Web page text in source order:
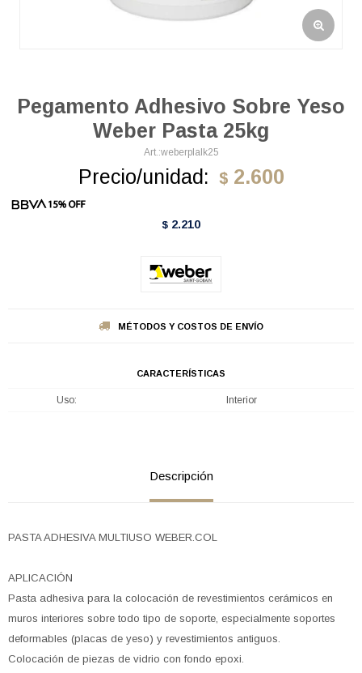
Pegamento Adhesivo Sobre Yeso
Weber Pasta 25kg
weberplalk25
Precio/unidad: $ 2.600
$ 2.210
MÉTODOS Y COSTOS DE ENVÍO
CARACTERÍSTICAS
Uso Interior
Descripción
PASTA ADHESIVA MULTIUSO WEBER.COL
APLICACIÓN
Pasta adhesiva para la colocación de revestimientos cerámicos en
muros interiores sobre todo tipo de soporte, especialmente soportes
deformables (placas de yeso) y revestimientos antiguos.
Colocación de piezas de vidrio con fondo epoxi.